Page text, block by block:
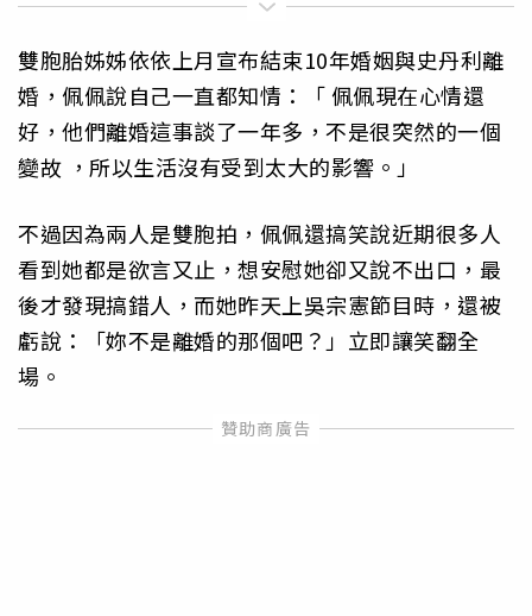
雙胞胎姊姊依依上月宣布結束10年婚姻與史丹利離
婚，佩佩說自己一直都知情：「 佩佩現在心情還
好，他們離婚這事談了一年多，不是很突然的一個
變故 ，所以生活沒有受到太大的影響。」
不過因為兩人是雙胞拍，佩佩還搞笑說近期很多人
看到她都是欲言又止，想安慰她卻又說不出口，最
後才發現搞錯人，而她昨天上吳宗憲節目時，還被
虧說：「妳不是離婚的那個吧？」立即讓笑翻全
場。